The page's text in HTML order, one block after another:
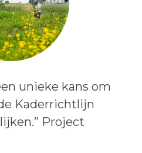
unieke kans om
Kaderrichtlijn
Project